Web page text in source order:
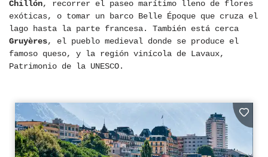
Chillón, recorrer el paseo marítimo lleno de flores
exóticas, o tomar un barco Belle Époque que cruza el
lago hasta la parte francesa. También está cerca
Gruyères, el pueblo medieval donde se produce el
famoso queso, y la región vinícola de Lavaux,
Patrimonio de la UNESCO.